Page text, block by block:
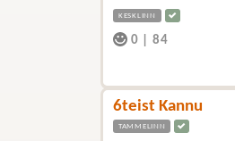
KESKLINN
0 84
6teist Kannu
TAMMELINN